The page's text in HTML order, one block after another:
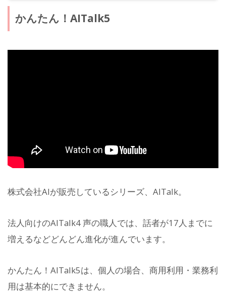
かんたん！AITalk5
株式会社AIが販売しているシリーズ、AITalk。
法人向けのAITalk4 声の職人では、話者が17人までに
増えるなどどんどん進化が進んでいます。
かんたん！AITalk5は、個人の場合、商用利用・業務利
用は基本的にできません。